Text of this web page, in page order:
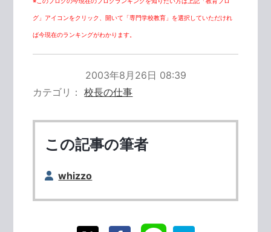
グ」アイコンをクリック、開いて「専門学校教育」を選択していただけれ
ば今現在のランキングがわかります。
2003年8月26日 08:39
カテゴリ
校長の仕事
この記事の筆者
whizzo